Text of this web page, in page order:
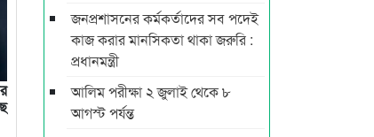
জনপ্রশাসনের কর্মকর্তাদের সব পদেই
কাজ করার মানসিকতা থাকা জরুরি :
প্রধানমন্ত্রী
আলিম পরীক্ষা ২ জুলাই থেকে ৮
আগস্ট পর্যন্ত